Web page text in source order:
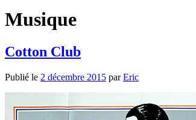
Musique
Cotton Club
Publié le 2 décembre 2015 parEric